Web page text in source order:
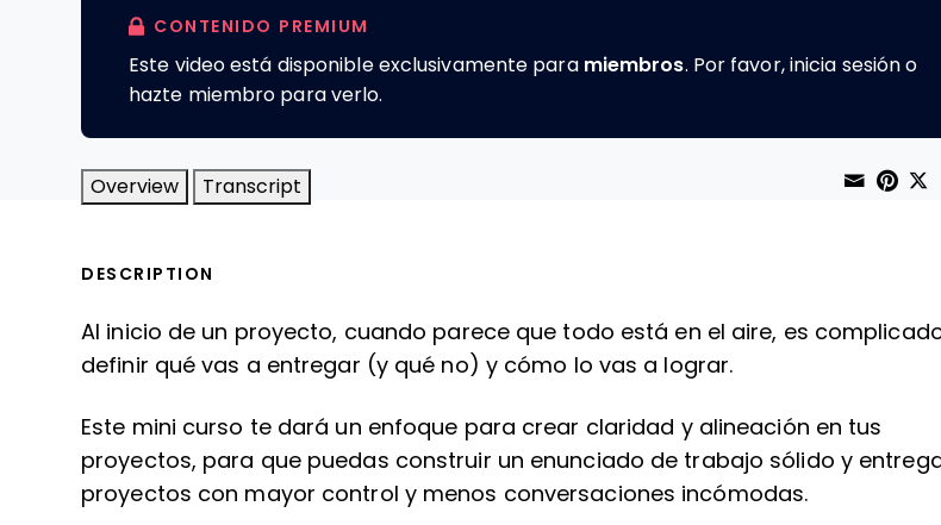
CONTENIDO PREMIUM
Este video está disponible exclusivamente para miembros. Por favor, inicia sesión o
hazte miembro para verlo.
Overview Transcript Print
DESCRIPTION
Al inicio de un proyecto, cuando parece que todo está en el aire, es
definir qué vas a entregar (y qué no) y cómo lo vas a lograr.
Este mini curso te dará un enfoque para crear claridad y alineación en tus
proyectos, para que puedas construir un enunciado de trabajo sólido y
proyectos con mayor control y menos conversaciones incómodas.